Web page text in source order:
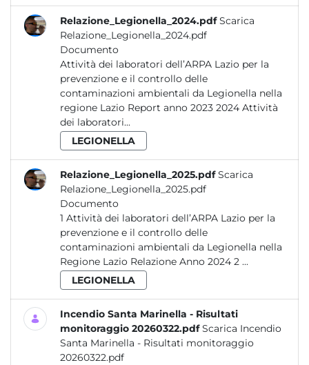
Relazione_Legionella_2024.pdf Scarica
Relazione_Legionella_2024.pdf
Documento
Attività dei laboratori dell’ARPA Lazio per la
prevenzione e il controllo delle
contaminazioni ambientali da Legionella nella
regione Lazio Report anno 2023 2024 Attività
dei laboratori...
LEGIONELLA
Relazione_Legionella_2025.pdf Scarica
Relazione_Legionella_2025.pdf
Documento
1 Attività dei laboratori dell’ARPA Lazio per la
prevenzione e il controllo delle
contaminazioni ambientali da Legionella nella
Regione Lazio Relazione Anno 2024 2 ...
LEGIONELLA
Incendio Santa Marinella - Risultati
monitoraggio 20260322.pdf Scarica Incendio
Santa Marinella - Risultati monitoraggio
20260322.pdf